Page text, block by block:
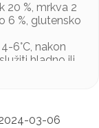
20 %, mrkva 2
6 %, glutensko
6°C, nakon
hladno ili
03-06